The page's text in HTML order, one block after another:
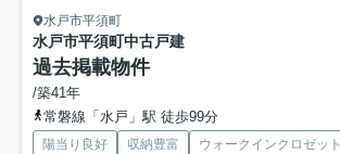
水戸市平須町
水戸市平須町中古戸建
過去掲載物件
/築41年
常磐線「水戸」駅 徒歩99分
陽当り良好 収納豊富
ウォークインクロゼット